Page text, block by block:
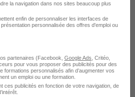
la navigation dans nos sites beaucoup plus
enfin de personnaliser les interfaces de
personnalisée des offres d'emploi ou
partenaires (Facebook, Google Ads , Critéo,
pour vous proposer des publicités pour des
formations personnalisés afin d’augmenter vos
un emploi ou une formation.
ces publicités en fonction de votre navigation, de